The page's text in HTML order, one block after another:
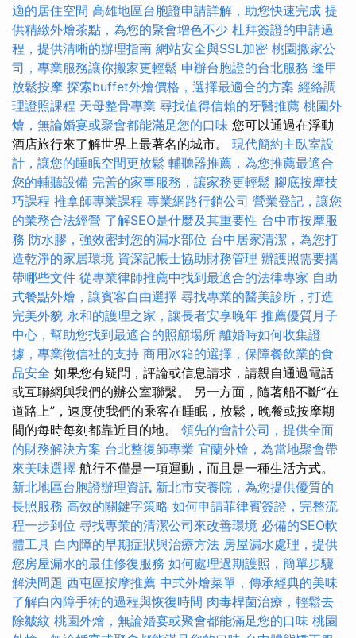
適的居住空間 高雄地區台胞證申請詳解，助您快速完成 提
供精緻外燴茶點，為您的聚會增色不少 杜拜簽證的申請過
程，提供清晰的辦理指南 網站安全與SSL加密 桃園搬家公
司，專業服務讓你搬家更輕鬆 申辦台胞證的台北服務 逢甲
放鬆按摩 探索buffet外燴價格，選擇最適合的方案 經絡調
理證照課程 天母整骨專業 尋找值得信賴的牙醫推薦 桃園外
燴，無論婚宴或聚會都能滿足您的口味 您可以通過在浮動
酒店旅行來了解世界上最著名的城市。 現代簡約主臥室設
計，讓您的睡眠空間更放鬆 輔聽器推薦，為您推薦最適合
您的輔聽設備 完善的家事服務，讓家務更輕鬆 腳底按摩技
巧課程 推拿師專業課程 專業網路行銷公司 營業登記，讓您
的業務合法經營 了解SEO是什麼及其重要性 台中市按摩服
務 防水膠，強效密封您的漏水部位 台中居家清潔，為您打
造乾淨的家居環境 資深記帳士協助財務管理 辦護照需要攜
帶哪些文件 從專業律師推薦中找到最適合的法律專家 自助
式餐點外燴，讓賓客自由選擇 尋找專業的醫美診所，打造
完美外貌 永和的護理之家，讓長者安享晚年 推薦優質月子
中心，幫助您找到最適合的照顧場所 離婚時如何收集證
據，專業徵信社的支持 商用冰箱的選擇，保障餐飲業的食
品安全 如果您有疑問，評論或信息請求，請親自通過電話
或互聯網與我們的辦公室聯繫。 另一方面，隨著船不斷“在
道路上”，速度使我們的乘客在睡眠，放鬆，晚餐或按摩期
間的每時每刻都靠近目的地。 領先的會計公司，提供全面
的財務解決方案 台北整復師專業 宜蘭外燴，為當地聚會帶
來美味選擇 航行不僅是一項運動，而且是一種生活方式。
新北地區台胞證辦理資訊 新北市安養院，為您提供優質的
長照服務 高效的關鍵字策略 如何申請菲律賓簽證，完整流
程一步到位 尋找專業的清潔公司來改善環境 必備的SEO軟
體工具 白內障的早期症狀與治療方法 房屋漏水處理，提供
您房屋漏水的最佳修復服務 如何處理過期護照，簡單步驟
解決問題 西屯區按摩推薦 中式外燴菜單，傳承經典的美味
了解白內障手術的過程與恢復時間 肉毒桿菌治療，輕鬆去
除皺紋 桃園外燴，無論婚宴或聚會都能滿足您的口味 桃園